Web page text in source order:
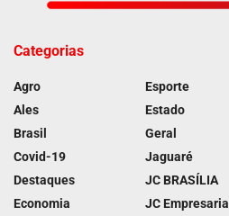
Categorias
Agro
Ales
Brasil
Covid-19
Destaques
Economia
Esporte
Estado
Geral
Jaguaré
JC BRASÍLIA
JC Empresarial